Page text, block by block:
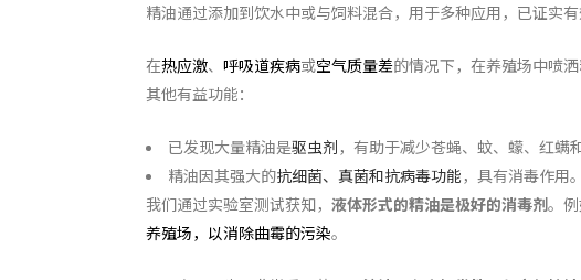
精油通过添加到饮水中或与饲料混合，用于多种应用，已证实
在热应激、 呼吸道疾病或空气质量差的情况下，在养殖场中喷
其他有益功能：
已发现大量精油是驱虫剂 ，有助于减少苍蝇、蚊、蠓、红螨
精油因其强大的抗细菌、真菌和抗病毒功能 ，具有消毒作用。
我们通过实验室测试获知， 液体形式的精油是极好的消毒剂。
养殖场，以消除曲霉的污染。